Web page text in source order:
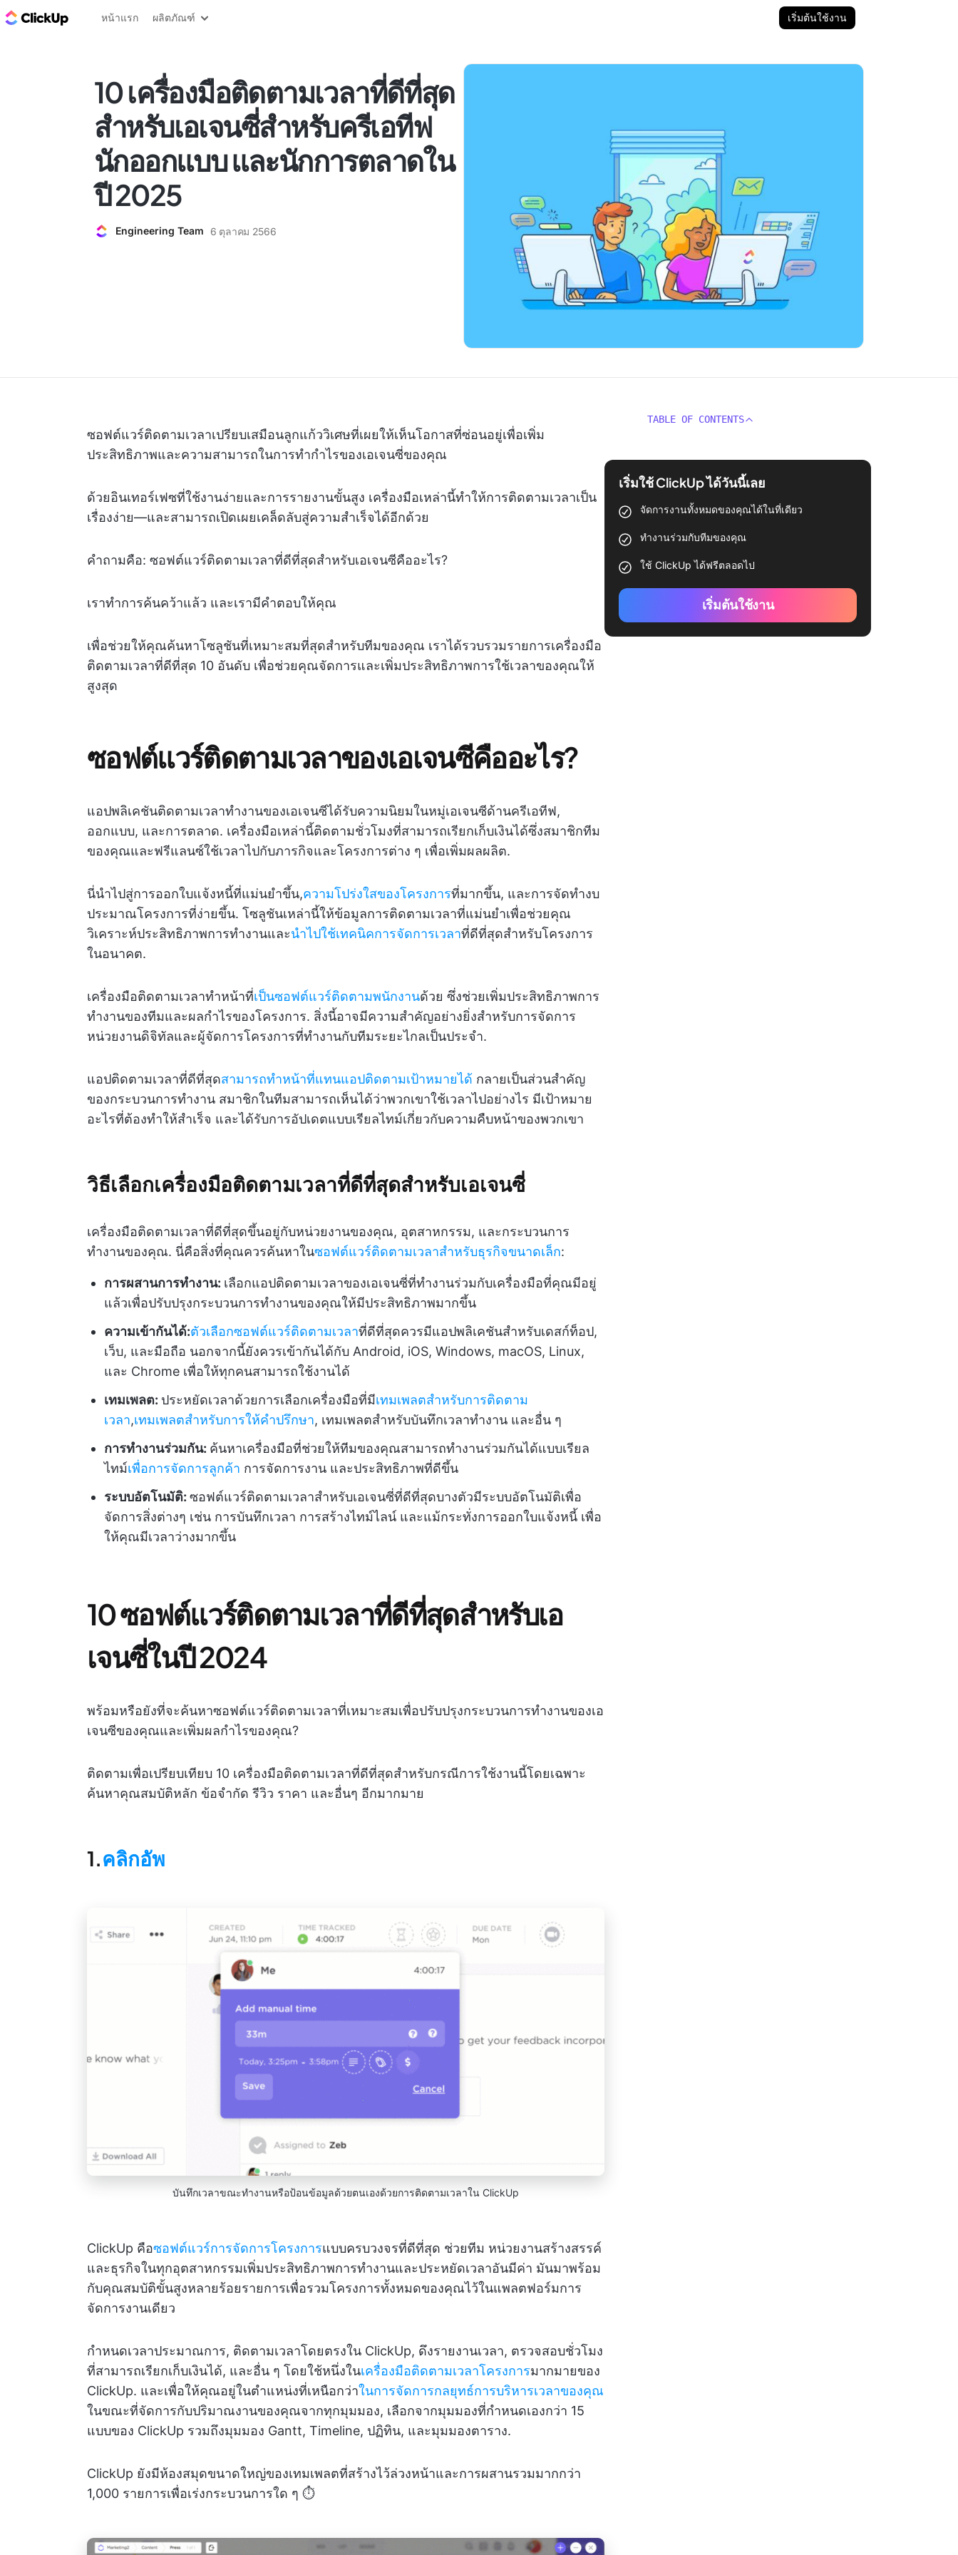
บล็อก ClickUp
หน้าแรก ผลิตภัณฑ์ เริ่มต้นใช้งาน
10 เครื่องมือติดตามเวลาที่ดีที่สุด
สำหรับเอเจนซี่สำหรับครีเอทีฟ
นักออกแบบ และนักการตลาดใน
ปี 2025
Engineering Team 6 ตุลาคม 2566
ซอฟต์แวร์ติดตามเวลาเปรียบเสมือนลูกแก้ววิเศษที่เผยให้เห็นโอกาสที่ซ่อนอยู่เพื่อเพิ่ม
ประสิทธิภาพและความสามารถในการทำกำไรของเอเจนซี่ของคุณ
ด้วยอินเทอร์เฟซที่ใช้งานง่ายและการรายงานขั้นสูง เครื่องมือเหล่านี้ทำให้การติดตามเวลาเป็น
เรื่องง่าย—และสามารถเปิดเผยเคล็ดลับสู่ความสำเร็จได้อีกด้วย
คำถามคือ: ซอฟต์แวร์ติดตามเวลาที่ดีที่สุดสำหรับเอเจนซีคืออะไร?
เราทำการค้นคว้าแล้ว และเรามีคำตอบให้คุณ
เพื่อช่วยให้คุณค้นหาโซลูชันที่เหมาะสมที่สุดสำหรับทีมของคุณ เราได้รวบรวมรายการเครื่องมือ
ติดตามเวลาที่ดีที่สุด 10 อันดับ เพื่อช่วยคุณจัดการและเพิ่มประสิทธิภาพการใช้เวลาของคุณให้
สูงสุด
ซอฟต์แวร์ติดตามเวลาของเอเจนซีคืออะไร?
แอปพลิเคชันติดตามเวลาทำงานของเอเจนซีได้รับความนิยมในหมู่เอเจนซีด้านครีเอทีฟ,
ออกแบบ, และการตลาด. เครื่องมือเหล่านี้ติดตามชั่วโมงที่สามารถเรียกเก็บเงินได้ซึ่งสมาชิกทีม
ของคุณและฟรีแลนซ์ใช้เวลาไปกับภารกิจและโครงการต่าง ๆ เพื่อเพิ่มผลผลิต.
นี่นำไปสู่การออกใบแจ้งหนี้ที่แม่นยำขึ้น,ความโปร่งใสของโครงการที่มากขึ้น, และการจัดทำงบ
ประมาณโครงการที่ง่ายขึ้น. โซลูชันเหล่านี้ให้ข้อมูลการติดตามเวลาที่แม่นยำเพื่อช่วยคุณ
วิเคราะห์ประสิทธิภาพการทำงานและนำไปใช้เทคนิคการจัดการเวลาที่ดีที่สุดสำหรับโครงการ
ในอนาคต.
เครื่องมือติดตามเวลาทำหน้าที่เป็นซอฟต์แวร์ติดตามพนักงานด้วย ซึ่งช่วยเพิ่มประสิทธิภาพการ
ทำงานของทีมและผลกำไรของโครงการ. สิ่งนี้อาจมีความสำคัญอย่างยิ่งสำหรับการจัดการ
หน่วยงานดิจิทัลและผู้จัดการโครงการที่ทำงานกับทีมระยะไกลเป็นประจำ.
แอปติดตามเวลาที่ดีที่สุดสามารถทำหน้าที่แทนแอปติดตามเป้าหมายได้ กลายเป็นส่วนสำคัญ
ของกระบวนการทำงาน สมาชิกในทีมสามารถเห็นได้ว่าพวกเขาใช้เวลาไปอย่างไร มีเป้าหมาย
อะไรที่ต้องทำให้สำเร็จ และได้รับการอัปเดตแบบเรียลไทม์เกี่ยวกับความคืบหน้าของพวกเขา
วิธีเลือกเครื่องมือติดตามเวลาที่ดีที่สุดสำหรับเอเจนซี่
เครื่องมือติดตามเวลาที่ดีที่สุดขึ้นอยู่กับหน่วยงานของคุณ, อุตสาหกรรม, และกระบวนการ
ทำงานของคุณ. นี่คือสิ่งที่คุณควรค้นหาในซอฟต์แวร์ติดตามเวลาสำหรับธุรกิจขนาดเล็ก:
การผสานการทำงาน: เลือกแอปติดตามเวลาของเอเจนซี่ที่ทำงานร่วมกับเครื่องมือที่คุณมีอยู่
แล้วเพื่อปรับปรุงกระบวนการทำงานของคุณให้มีประสิทธิภาพมากขึ้น
ความเข้ากันได้:ตัวเลือกซอฟต์แวร์ติดตามเวลาที่ดีที่สุดควรมีแอปพลิเคชันสำหรับเดสก์ท็อป,
เว็บ, และมือถือ นอกจากนี้ยังควรเข้ากันได้กับ Android, iOS, Windows, macOS, Linux,
และ Chrome เพื่อให้ทุกคนสามารถใช้งานได้
เทมเพลต: ประหยัดเวลาด้วยการเลือกเครื่องมือที่มีเทมเพลตสำหรับการติดตาม
เวลา,เทมเพลตสำหรับการให้คำปรึกษา, เทมเพลตสำหรับบันทึกเวลาทำงาน และอื่น ๆ
การทำงานร่วมกัน: ค้นหาเครื่องมือที่ช่วยให้ทีมของคุณสามารถทำงานร่วมกันได้แบบเรียล
ไทม์เพื่อการจัดการลูกค้า การจัดการงาน และประสิทธิภาพที่ดีขึ้น
ระบบอัตโนมัติ: ซอฟต์แวร์ติดตามเวลาสำหรับเอเจนซี่ที่ดีที่สุดบางตัวมีระบบอัตโนมัติเพื่อ
จัดการสิ่งต่างๆ เช่น การบันทึกเวลา การสร้างไทม์ไลน์ และแม้กระทั่งการออกใบแจ้งหนี้ เพื่อ
ให้คุณมีเวลาว่างมากขึ้น
10 ซอฟต์แวร์ติดตามเวลาที่ดีที่สุดสำหรับเอ
เจนซี่ในปี 2024
พร้อมหรือยังที่จะค้นหาซอฟต์แวร์ติดตามเวลาที่เหมาะสมเพื่อปรับปรุงกระบวนการทำงานของเอ
เจนซีของคุณและเพิ่มผลกำไรของคุณ?
ติดตามเพื่อเปรียบเทียบ 10 เครื่องมือติดตามเวลาที่ดีที่สุดสำหรับกรณีการใช้งานนี้โดยเฉพาะ
ค้นหาคุณสมบัติหลัก ข้อจำกัด รีวิว ราคา และอื่นๆ อีกมากมาย
1.คลิกอัพ
บันทึกเวลาขณะทำงานหรือป้อนข้อมูลด้วยตนเองด้วยการติดตามเวลาใน ClickUp
ClickUp คือซอฟต์แวร์การจัดการโครงการแบบครบวงจรที่ดีที่สุด ช่วยทีม หน่วยงานสร้างสรรค์
และธุรกิจในทุกอุตสาหกรรมเพิ่มประสิทธิภาพการทำงานและประหยัดเวลาอันมีค่า มันมาพร้อม
กับคุณสมบัติขั้นสูงหลายร้อยรายการเพื่อรวมโครงการทั้งหมดของคุณไว้ในแพลตฟอร์มการ
จัดการงานเดียว
กำหนดเวลาประมาณการ, ติดตามเวลาโดยตรงใน ClickUp, ดึงรายงานเวลา, ตรวจสอบชั่วโมง
ที่สามารถเรียกเก็บเงินได้, และอื่น ๆ โดยใช้หนึ่งในเครื่องมือติดตามเวลาโครงการมากมายของ
ClickUp. และเพื่อให้คุณอยู่ในตำแหน่งที่เหนือกว่าในการจัดการกลยุทธ์การบริหารเวลาของคุณ
ในขณะที่จัดการกับปริมาณงานของคุณจากทุกมุมมอง, เลือกจากมุมมองที่กำหนดเองกว่า 15
แบบของ ClickUp รวมถึงมุมมอง Gantt, Timeline, ปฏิทิน, และมุมมองตาราง.
ClickUp ยังมีห้องสมุดขนาดใหญ่ของเทมเพลตที่สร้างไว้ล่วงหน้าและการผสานรวมมากกว่า
1,000 รายการเพื่อเร่งกระบวนการใด ๆ ⏱️
TABLE OF CONTENTS
เริ่มใช้ ClickUp ได้วันนี้เลย
จัดการงานทั้งหมดของคุณได้ในที่เดียว
ทำงานร่วมกับทีมของคุณ
ใช้ ClickUp ได้ฟรีตลอดไป
เริ่มต้นใช้งาน